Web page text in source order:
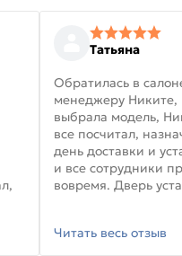
Татьяна
Обратилась в
менеджеру Никите,
выбрала модель,
все посчитал,
день доставки и
и все сотрудники
вовремя. Дверь
Читать весь отзыв